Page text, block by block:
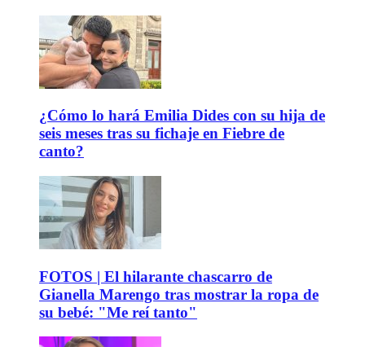
¿Cómo lo hará Emilia Dides con su hija de
seis meses tras su fichaje en Fiebre de
canto?
FOTOS | El hilarante chascarro de
Gianella Marengo tras mostrar la ropa de
su bebé: "Me reí tanto"